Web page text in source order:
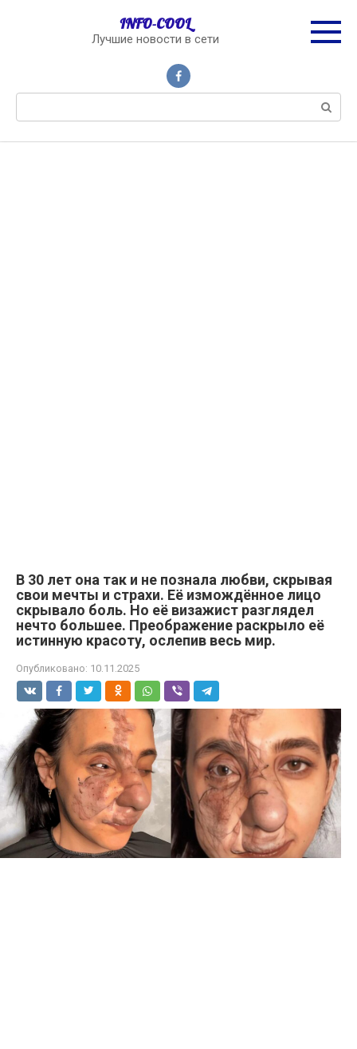
INFO-COOL
Лучшие новости в сети
В 30 лет она так и не познала любви, скрывая
свои мечты и страхи. Её измождённое лицо
скрывало боль. Но её визажист разглядел
нечто большее. Преображение раскрыло её
истинную красоту, ослепив весь мир.
Опубликовано: 10.11.2025